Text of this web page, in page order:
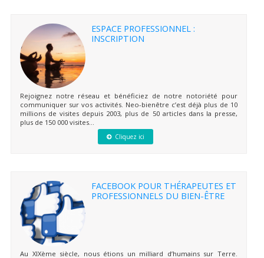
ESPACE PROFESSIONNEL :
INSCRIPTION
Rejoignez notre réseau et bénéficiez de notre notoriété pour
communiquer sur vos activités. Neo-bienêtre c’est déjà plus de 10
millions de visites depuis 2003, plus de 50 articles dans la presse,
plus de 150 000 visites...
Cliquez ici
FACEBOOK POUR THÉRAPEUTES ET
PROFESSIONNELS DU BIEN-ÊTRE
Au XIXème siècle, nous étions un milliard d’humains sur Terre.